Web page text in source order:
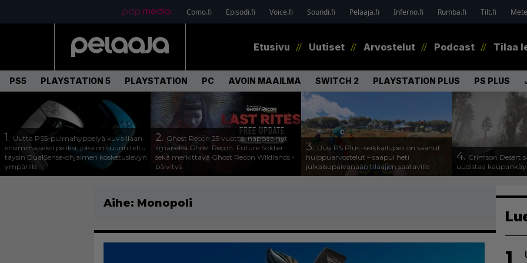
Como.fi Episodi.fi Voice.fi Soundi.fi Pelaaja.fi Inferno.fi Rumba.fi Tilt.fi
Etusivu Uutiset Arvostelut Podcast Tilaa
PS5 PLAYSTATION 5 PLAYSTATION PC AVOIN MAAILMA SWITCH 2 PLAYSTATION PLUS PS PLUS
1. Uutta PS5-pulmahyppelyä kuvaillaan
ensimmäiseksi peliksi, joka on suunniteltu
täysin DualSense-ohjaimen kosketuslevyn
ympärille
2. Ghost Recon 25 vuotta: nappaa nyt
ilmaiseksi Ghost Recon: Future Soldier
sekä merkittävä Ghost Recon Wildlands -
päivitys
3. Uusi PS Plus -seikkailupeli on saanut
huippuarvostelut – saapui heti
julkaisupäivänään tilaajien saataville
4. Crimson Desert
uudistaa
Aihe: Monopoli
1